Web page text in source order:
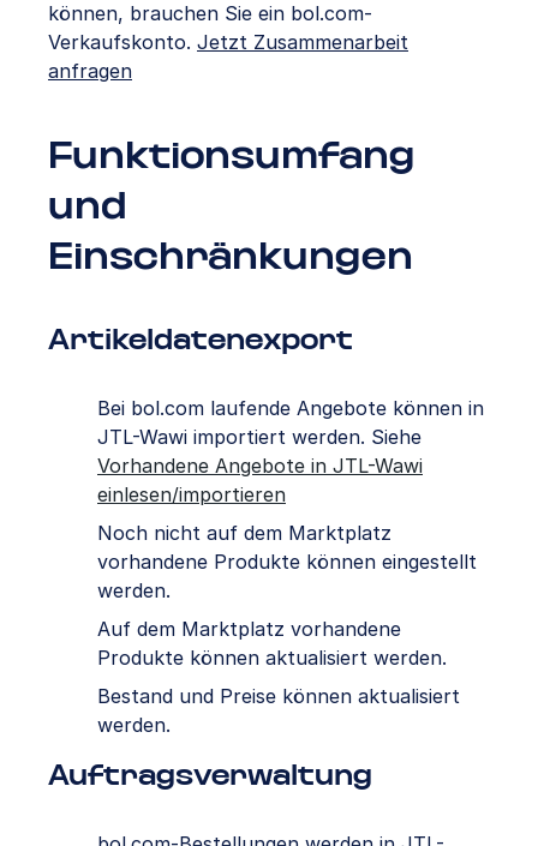
können, brauchen Sie ein bol.com-
Verkaufskonto. Jetzt Zusammenarbeit
anfragen
Funktionsumfang
und
Einschränkungen
Artikeldatenexport
Bei bol.com laufende Angebote können in
JTL-Wawi importiert werden. Siehe
Vorhandene Angebote in JTL-Wawi
einlesen/importieren
Noch nicht auf dem Marktplatz
vorhandene Produkte können eingestellt
werden.
Auf dem Marktplatz vorhandene
Produkte können aktualisiert werden.
Bestand und Preise können aktualisiert
werden.
Auftragsverwaltung